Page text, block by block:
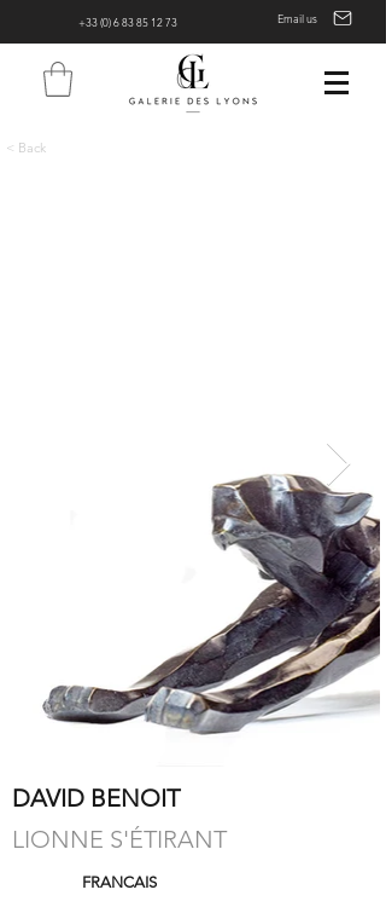
+33 (0) 6 83 85 12 73 Email us
< Back
DAVID BENOIT
LIONNE S'ÉTIRANT
FRANCAIS